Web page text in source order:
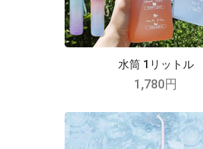
水筒 1リットル
1,780円